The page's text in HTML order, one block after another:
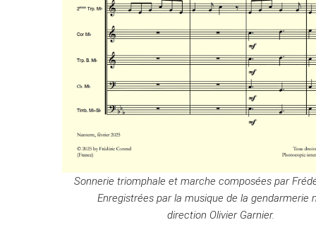
Sonnerie triomphale et marche composées par
Enregistrées par la musique de la gendarmerie
direction Olivier Garnier.